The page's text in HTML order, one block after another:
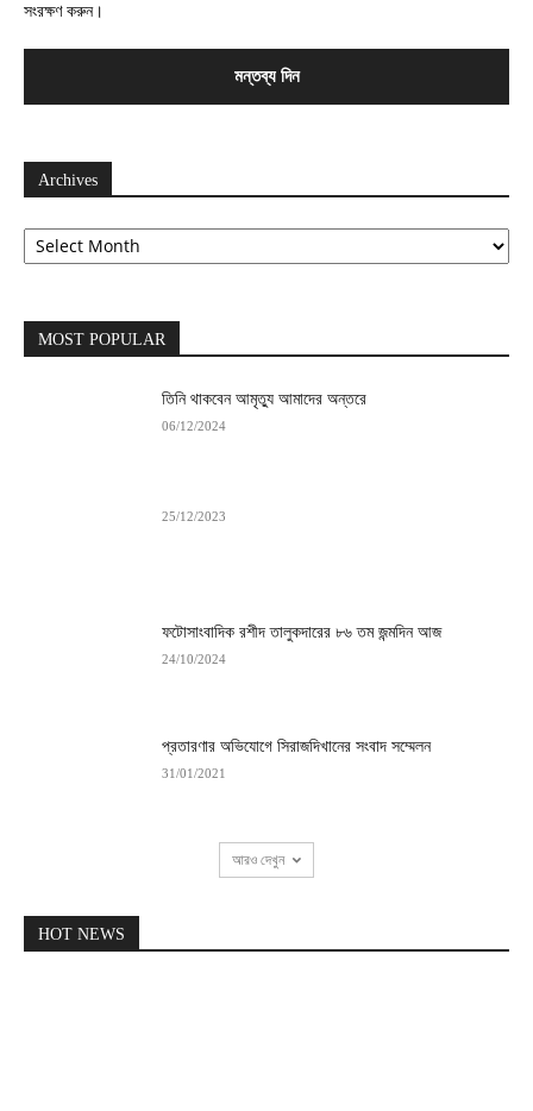
সংরক্ষণ করুন।
Archives
Archives
MOST POPULAR
তিনি থাকবেন আমৃত্যু আমাদের অন্তরে
06/12/2024
25/12/2023
ফটোসাংবাদিক রশীদ তালুকদারের ৮৬ তম জন্মদিন আজ
24/10/2024
প্রতারণার অভিযোগে সিরাজদিখানের সংবাদ সম্মেলন
31/01/2021
আরও দেখুন
HOT NEWS